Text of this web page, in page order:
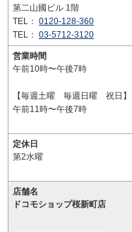
第二山國ビル 1階
TEL： 0120-128-360
TEL： 03-5712-3120
営業時間
午前10時〜午後7時
【毎週土曜 毎週日曜 祝日】
午前11時〜午後7時
定休日
第2水曜
店舗名
ドコモショップ桜新町店